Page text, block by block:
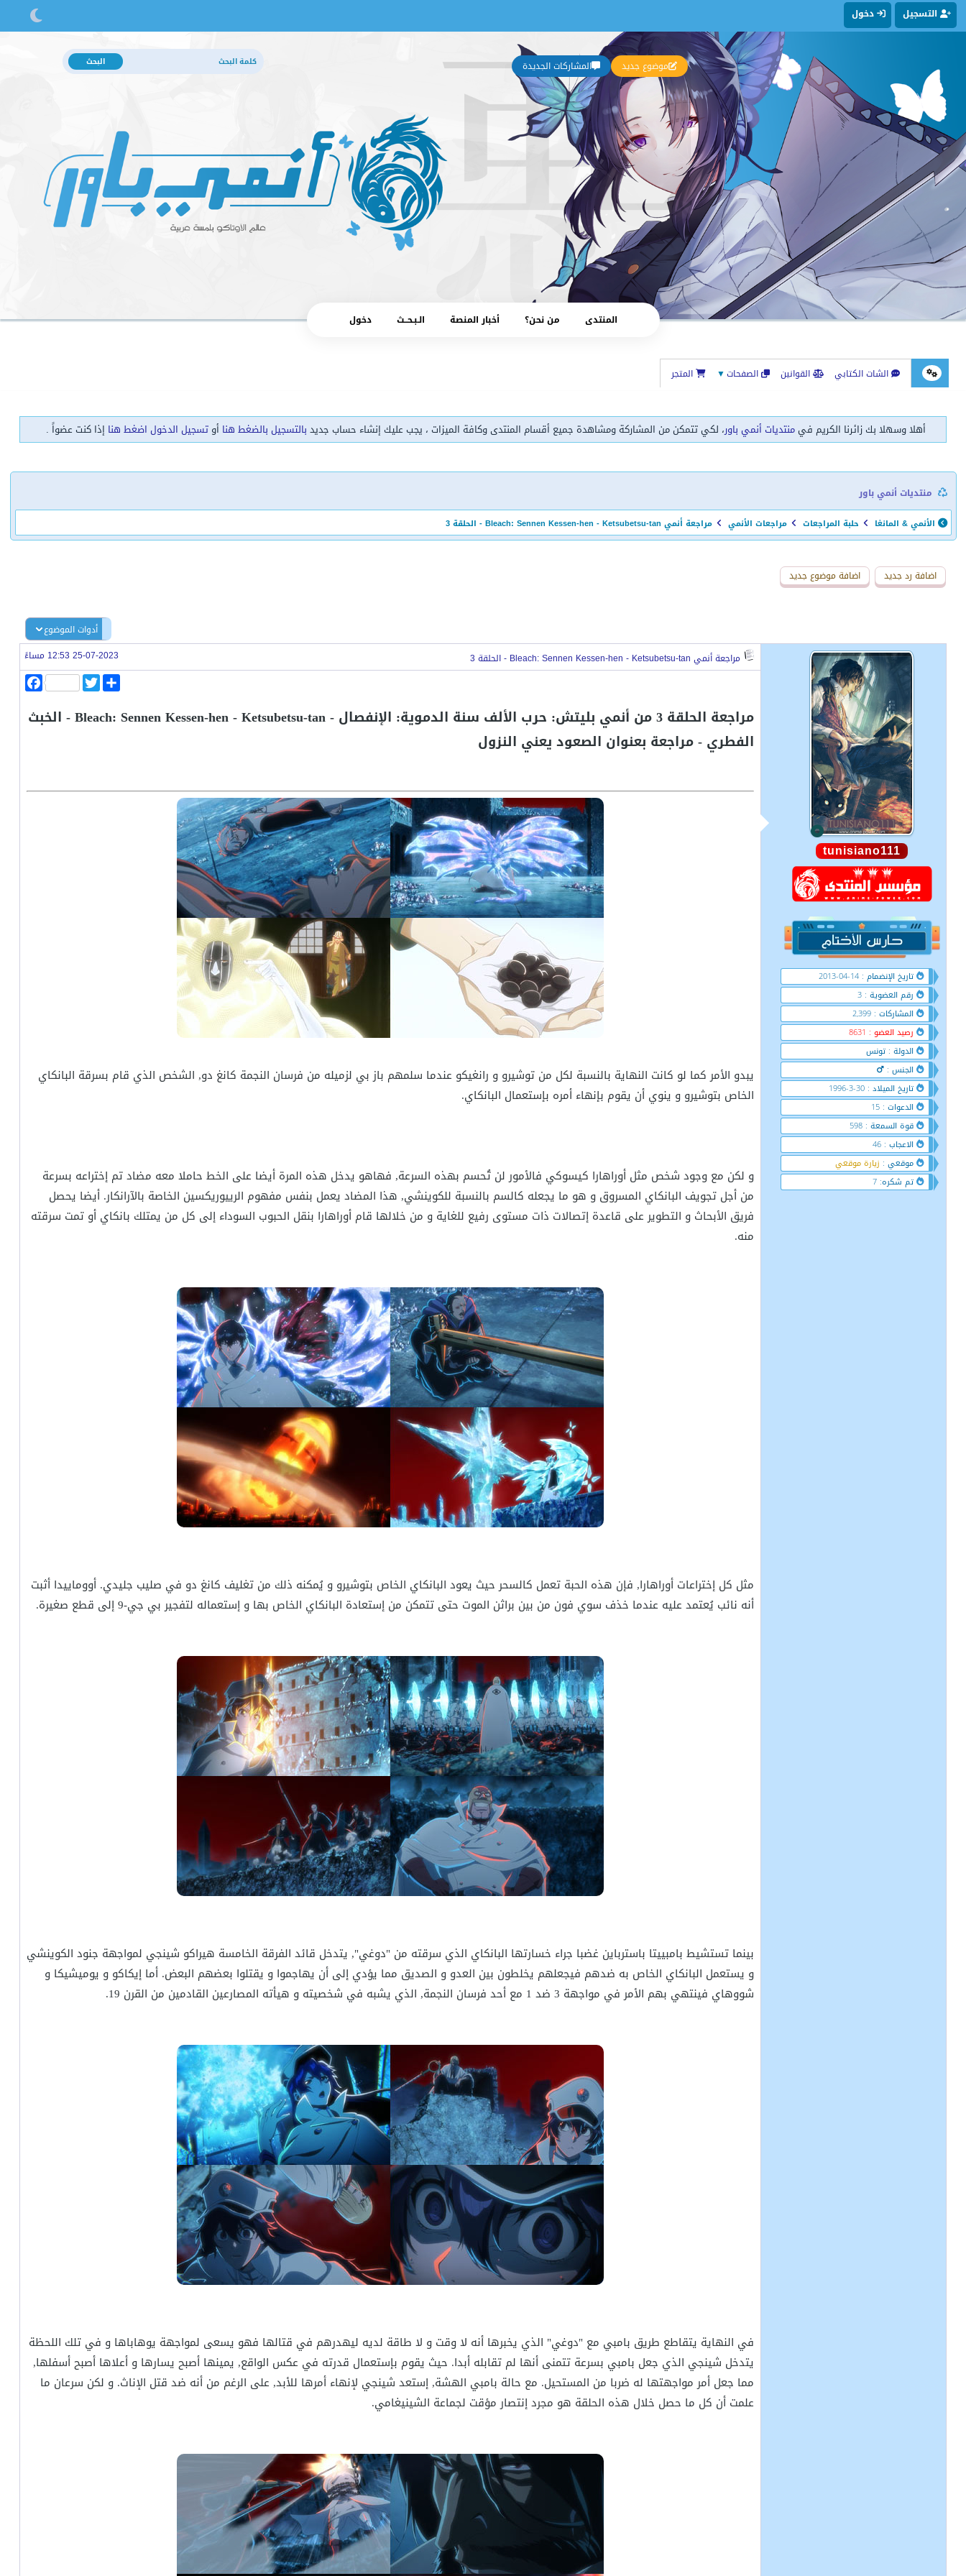
التسجيل دخول
المشاركات الجديدة موضوع جديد
المنتدى من نحن؟ أخبار المنصة الـبـحــث دخول
الشات الكتابي القوانين الصفحات▼ المتجر
أهلا وسهلا بك زائرنا الكريم فيمنتديات أنمي باور، لكي تتمكن من المشاركة ومشاهدة جميع أقسام المنتدى وكافة الميزات ، يجب عليك إنشاء حساب جديد بالتسجيل بالضغط هنا أوتسجيل الدخول اضغط هنا إذا كنت عضواً .
منتديات أنمي باور
الأنمي & المانغا حلبة المراجعات مراجعات الأنمي مراجعة أنمي Bleach: Sennen Kessen-hen - Ketsubetsu-tan - الحلقة 3
اضافة رد جديد اضافة موضوع جديد
أدوات الموضوع
مراجعة أنمي Bleach: Sennen Kessen-hen - Ketsubetsu-tan - الحلقة 3
25-07-2023 12:53 مساءً
tunisiano111
تاريخ الإنضمام : 14-04-2013
رقم العضوية : 3
المشاركات : 2,399
رصيد العضو : 8631
الدولة : تونس
الجنس :
تاريخ الميلاد : 30-3-1996
الدعوات : 15
قوة السمعة : 598
الاعجاب : 46
موقعي : زيارة موقعي
تم شكره: 7
a
e
T
w
t
ن
ر
مراجعة الحلقة 3 من أنمي بليتش: حرب الألف سنة الدموية: الإنفصال - Bleach: Sennen Kessen-hen - Ketsubetsu-tan - الخبث
الفطري - مراجعة بعنوان الصعود يعني النزول
يبدو الأمر كما لو كانت النهاية بالنسبة لكل من توشيرو و رانغيكو عندما سلمهم باز بي لزميله من فرسان النجمة كانغ دو, الشخص الذي قام بسرقة البانكاي
الخاص بتوشيرو و ينوي أن يقوم بإنهاء أمره بإستعمال البانكاي.
و لكن مع وجود شخص مثل أوراهارا كيسوكي فالأمور لن تُحسم بهذه السرعة, فهاهو يدخل هذه المرة أيضا على الخط حاملا معه مضاد تم إختراعه بسرعة
من أجل تجويف البانكاي المسروق و هو ما يجعله كالسم بالنسبة للكوينشي, هذا المضاد يعمل بنفس مفهوم الرييوريكسين الخاصة بالآرانكار. أيضا يحصل
فريق الأبحاث و التطوير على قاعدة إتصالات ذات مستوى رفيع للغاية و من خلالها قام أوراهارا بنقل الحبوب السوداء إلى كل من يمتلك بانكاي أو تمت سرقته
منه.
مثل كل إختراعات أوراهارا, فإن هذه الحبة تعمل كالسحر حيث يعود البانكاي الخاص بتوشيرو و يُمكنه ذلك من تغليف كانغ دو في صليب جليدي. أووماييدا أثبت
أنه نائب يُعتمد عليه عندما خذف سوي فون من بين براثن الموت حتى تتمكن من إستعادة البانكاي الخاص بها و إستعماله لتفجير بي جي-9 إلى قطع صغيرة.
بينما تستشيط بامبييتا باسترباين غضبا جراء خسارتها البانكاي الذي سرقته من "دوغي", يتدخل قائد الفرقة الخامسة هيراكو شينجي لمواجهة جنود الكوينشي
و يستعمل البانكاي الخاص به ضدهم فيجعلهم يخلطون بين العدو و الصديق مما يؤدي إلى أن يهاجموا و يقتلوا بعضهم البعض. أما إيكاكو و يوميشيكا و
شووهاي فينتهي بهم الأمر في مواجهة 3 ضد 1 مع أحد فرسان النجمة, الذي يشبه في شخصيته و هيأته المصارعين القادمين من القرن 19.
في النهاية يتقاطع طريق بامبي مع "دوغي" الذي يخبرها أنه لا وقت و لا طاقة لديه ليهدرهم في قتالها فهو يسعى لمواجهة يوهاباها و في تلك اللحظة
يتدخل شينجي الذي جعل بامبي بسرعة تتمنى أنها لم تقابله أبدا. حيث يقوم بإستعمال قدرته في عكس الواقع, يمينها أصبح يسارها و أعلاها أصبح أسفلها,
مما جعل أمر مواجهتها له ضربا من المستحيل. مع حالة بامبي الهشة, إستعد شينجي لإنهاء أمرها للأبد, على الرغم من أنه ضد قتل الإناث. و لكن سرعان ما
علمت أن كل ما حصل خلال هذه الحلقة هو مجرد إنتصار مؤقت لجماعة الشينيغامي.